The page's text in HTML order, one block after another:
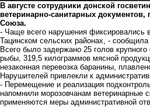
В августе сотрудники донской
ветеринарно-санитарных
Союза.
- Чаще всего нарушения фиксировались
Тацинском сельских районах, -
Всего было задержано 25 голов
рыбы, 319,5 килограммов мясной
незаконная перевозка баранины,
Нарушителей привлекли к
- Перемещение и реализация
напомнили морозовчанам ветеринарные
применяются меры административной